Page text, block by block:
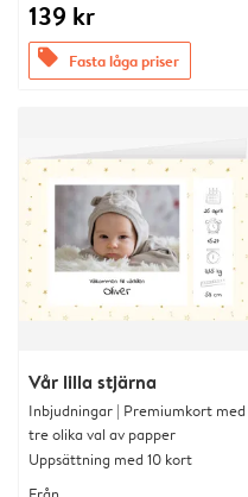
139 kr
offers Fasta låga priser
Vår lilla stjärna
Inbjudningar | Premiumkort med
tre olika val av papper
Uppsättning med 10 kort